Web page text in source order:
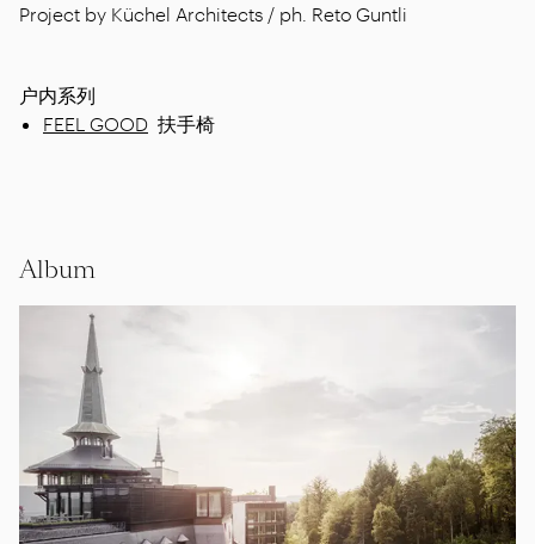
Project by Küchel Architects / ph. Reto Guntli
户内系列
FEEL GOOD 扶手椅
Album